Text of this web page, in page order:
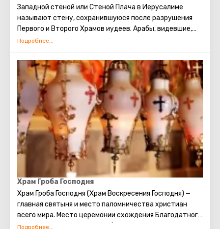
Западной стеной или Стеной Плача в Иерусалиме
называют стену, сохранившуюся после разрушения
Первого и Второго Храмов иудеев. Арабы, видевшие,
как скорбят евреи о разрушении храма, прозвали это
традиция: стоя у Стены Плача просить о самом
сокровенном. Можно также вложить между камней
Стены записку с заветным желанием, которое
непременно сбудется. Собираясь посетить Стену
Плача, следует помнить о том, что это возможно
только в скромной одежде, прикрывающей колени и
плечи.
Храм Гроба Господня
Храм Гроба Господня (Храм Воскресения Господня) —
главная святыня и место паломничества христиан
всего мира. Место церемонии схождения Благодатного
огня. Место распятия, погребения и воскрешения